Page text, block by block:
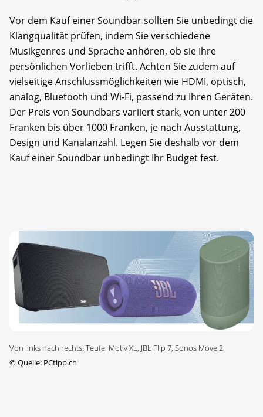
Vor dem Kauf einer Soundbar sollten Sie unbedingt die
Klangqualität prüfen, indem Sie verschiedene
Musikgenres und Sprache anhören, ob sie Ihre
persönlichen Vorlieben trifft. Achten Sie zudem auf
vielseitige Anschlussmöglichkeiten wie HDMI, optisch,
analog, Bluetooth und Wi-Fi, passend zu Ihren Geräten.
Der Preis von Soundbars variiert stark, von unter 200
Franken bis über 1000 Franken, je nach Ausstattung,
Design und Kanalanzahl. Legen Sie deshalb vor dem
Kauf einer Soundbar unbedingt Ihr Budget fest.
Von links nach rechts: Teufel Motiv XL, JBL Flip 7, Sonos Move 2
©Quelle: PCtipp.ch